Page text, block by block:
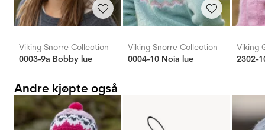
Viking Snorre Collection
0003-9a Bobby lue
Viking Snorre Collection
0004-10 Noia lue
Viking
2302-
Andre kjøpte også